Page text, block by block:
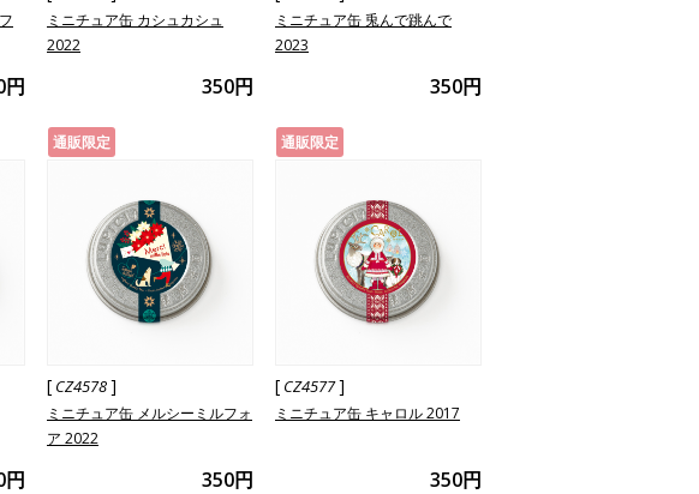
円
ミニチュア缶 カシュカシュ
2022
350円
ミニチュア缶 兎んで跳んで
2023
350円
円
通販限定
[ CZ4578]
ミニチュア缶 メルシーミルフォ
ア 2022
350円
通販限定
[ CZ4577]
ミニチュア缶 キャロル 2017
350円